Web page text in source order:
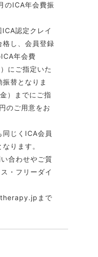
のICA年会費振
認定クレイ
格し、会員登録
年会費
にご指定いた
替となりま
）までにご指
のご用意をお
同じくICA会員
ります。
合わせやご質
・フリーダイ
まで